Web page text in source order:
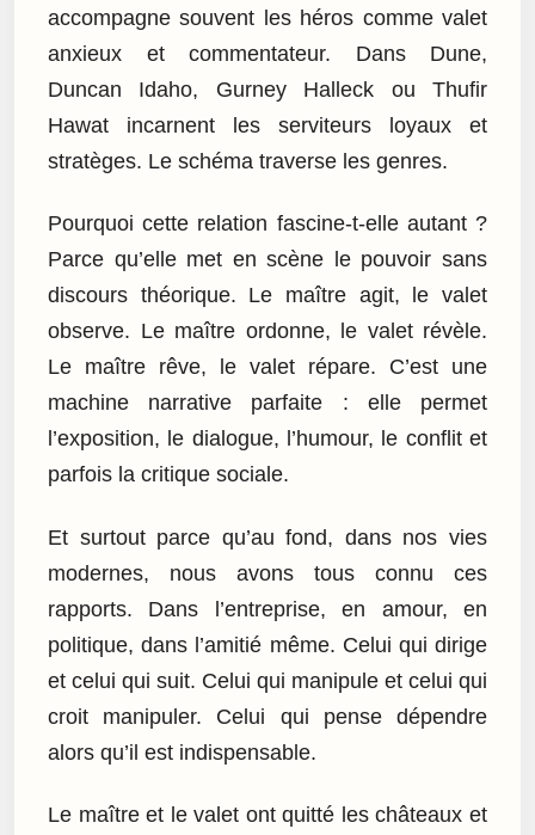
accompagne souvent les héros comme valet
anxieux et commentateur. Dans Dune,
Duncan Idaho, Gurney Halleck ou Thufir
Hawat incarnent les serviteurs loyaux et
stratèges. Le schéma traverse les genres.
Pourquoi cette relation fascine-t-elle autant ?
Parce qu’elle met en scène le pouvoir sans
discours théorique. Le maître agit, le valet
observe. Le maître ordonne, le valet révèle.
Le maître rêve, le valet répare. C’est une
machine narrative parfaite : elle permet
l’exposition, le dialogue, l’humour, le conflit et
parfois la critique sociale.
Et surtout parce qu’au fond, dans nos vies
modernes, nous avons tous connu ces
rapports. Dans l’entreprise, en amour, en
politique, dans l’amitié même. Celui qui dirige
et celui qui suit. Celui qui manipule et celui qui
croit manipuler. Celui qui pense dépendre
alors qu’il est indispensable.
Le maître et le valet ont quitté les châteaux et